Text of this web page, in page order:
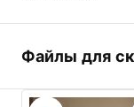
Цвет
Материал
Файлы для